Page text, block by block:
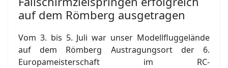
auf dem Römberg ausgetragen
Vom 3. bis 5. Juli war unser Modellfluggelände
auf dem Römberg Austragungsort der 6.
Europameisterschaft im RC-